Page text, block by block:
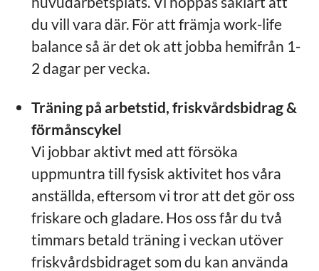
du vill vara där. För att främja work-life
balance så är det ok att jobba hemifrån 1-
2 dagar per vecka.
Träning på arbetstid, friskvårdsbidrag &
förmånscykel
Vi jobbar aktivt med att försöka
uppmuntra till fysisk aktivitet hos våra
anställda, eftersom vi tror att det gör oss
friskare och gladare. Hos oss får du två
timmars betald träning i veckan utöver
friskvårdsbidraget som du kan använda